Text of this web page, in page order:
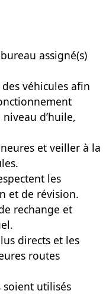
assigné(s)
véhicules afin
d’huile,
et veiller à la
les
et de révision.
rechange et
directs et les
routes
soient utilisés